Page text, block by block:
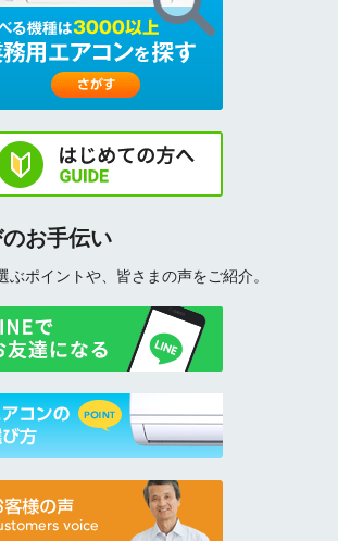
お手伝い
ぶポイントや、皆さまの声をご紹介。